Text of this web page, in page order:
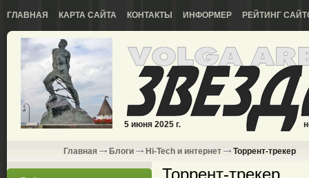
ГЛАВНАЯ КАРТА САЙТА КОНТАКТЫ ИНФОРМЕР РЕЙТИНГ
5 июня 2025 г.
Главная Блоги Hi-Tech и интернет Торрент-трекер
Торрент-трекер